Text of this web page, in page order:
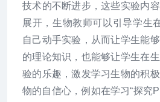
技术的不断进步，这些实验内
展开，生物教师可以引导学生
自己动手实验，从而让学生能
的理论知识，也能够让学生在
验的乐趣，激发学习生物的积
物的自信心，例如在学习“探究